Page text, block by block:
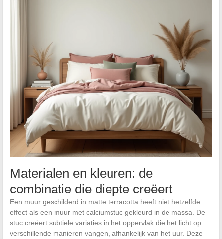
Materialen en kleuren: de
combinatie die diepte creëert
Een muur geschilderd in matte terracotta heeft niet hetzelfde
effect als een muur met calciumstuc gekleurd in de massa. De
stuc creëert subtiele variaties in het oppervlak die het licht op
verschillende manieren vangen, afhankelijk van het uur. Deze